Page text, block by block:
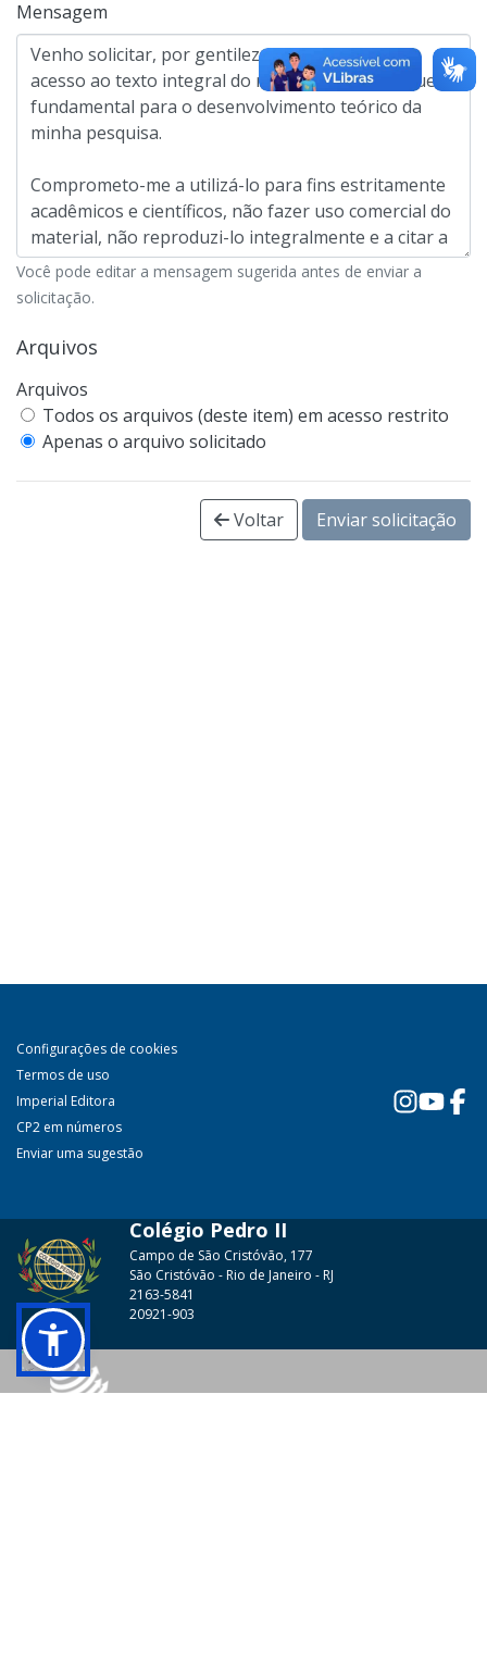
Mensagem
Você pode editar a mensagem sugerida antes de enviar a
solicitação.
Arquivos
Arquivos
Todos os arquivos (deste item) em acesso restrito
Apenas o arquivo solicitado
Voltar Enviar solicitação
Configurações de cookies
Termos de uso
Imperial Editora
CP2 em números
Enviar uma sugestão
Colégio Pedro II
Campo de São Cristóvão, 177
São Cristóvão - Rio de Janeiro - RJ
2163-5841
20921-903